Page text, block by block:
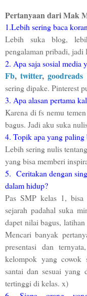
Pertanyaan dari Mak
1.Lebih sering baca
Lebih suka blog,
pengalaman pribadi, jadi
2. Apa saja sosial media
Fb,twitter,goodreads
sering dipake. Pinterest
3. Apa alasan pertama
Karena di fs nemu
bagus. Jadi aku suka
4. Topik apa yang
Lebih sering nulis
yang bisa memberi
5. Ceritakan dengan
dalam hidup?
Pas SMP kelas 1, bisa
sejarah padahal suka
dapet nilai bagus,
Mencari banyak
presentasi dan
kelompok yang cowok
santai dan sesuai yang
tertinggi di kelas. x)